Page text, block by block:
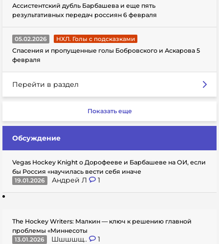
Ассистентский дубль Барбашева и еще пять
результативных передач россиян 6 февраля
05.02.2026
НХЛ. Голы с подсказками
Спасения и пропущенные голы Бобровского и Аскарова 5
февраля
Перейти в раздел
Показать еще
Обсуждение
Vegas Hockey Knight о Дорофееве и Барбашеве на ОИ, если
бы Россия «научилась вести себя иначе
19.01.2026
Андрей Л 1
The Hockey Writers: Малкин — ключ к решению главной
проблемы «Миннесоты
13.01.2026
Шшшшщ.. 1